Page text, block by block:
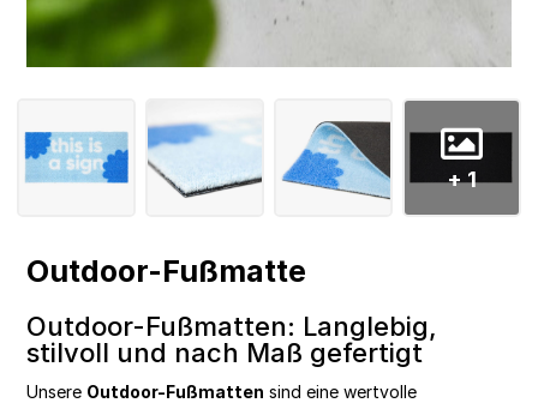
+ 1
Outdoor-Fußmatte
Outdoor-Fußmatten: Langlebig,
stilvoll und nach Maß gefertigt
Unsere Outdoor-Fußmatten sind eine wertvolle